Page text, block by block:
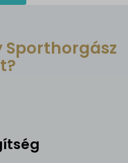
Sporthorgász